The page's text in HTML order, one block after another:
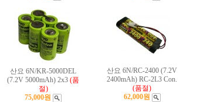
산요 6N/KR-5000DEL
(7.2V 5000mAh) 2x3 (품
절)
75,000원
산요 6N/RC-2400 (7.2V
2400mAh) RC-2L3 Con.
(품절)
62,000원